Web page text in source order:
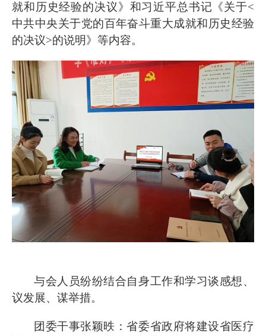
就和历史经验的决议》 和习近平总书记《关于<
中共中央关于党的百年奋斗重大成就和历史经验
的决议>的说明》等内容。
与会人员纷纷结合自身工作和学习谈感想、
议发展、谋举措。
团委干事张颖昳：省委省政府将建设省医疗